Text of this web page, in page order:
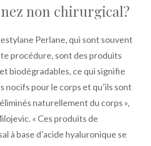
non chirurgical?
Perlane, qui sont souvent
procédure, sont des produits
biodégradables, ce qui signifie
nocifs pour le corps et qu’ils sont
naturellement du corps »,
« Ces produits de
à base d’acide hyaluronique se